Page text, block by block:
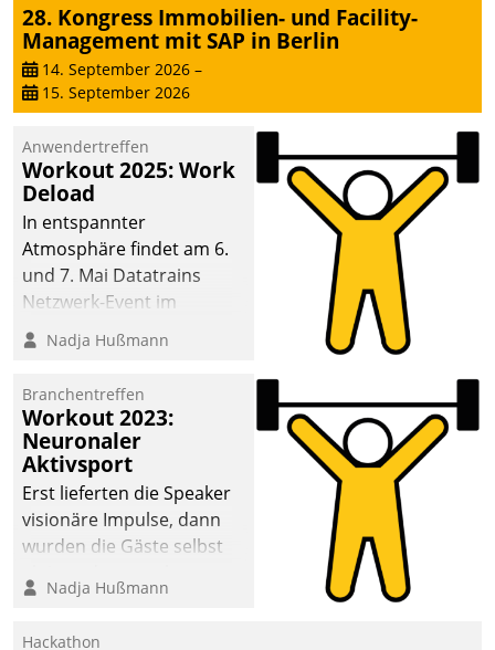
28. Kongress Immobilien- und Facility-
Management mit SAP in Berlin
14. September 2026 –
15. September 2026
Anwendertreffen
Workout 2025: Work
Deload
In entspannter
Atmosphäre findet am 6.
und 7. Mai Datatrains
Netzwerk-Event im
Kunden- und Partnerkreis
statt. Zentrale Frage: Wie
Mammutprojekte
meistern und Workloads
wuppen – bei zunehmend
anspruchsvollen
Aufgaben und
abnehmendem
Nadja Hußmann
Branchentreffen
Workout 2023:
Neuronaler
Aktivsport
Erst lieferten die Speaker
visionäre Impulse, dann
wurden die Gäste selbst
methodisch
Nadja Hußmann
Hackathon